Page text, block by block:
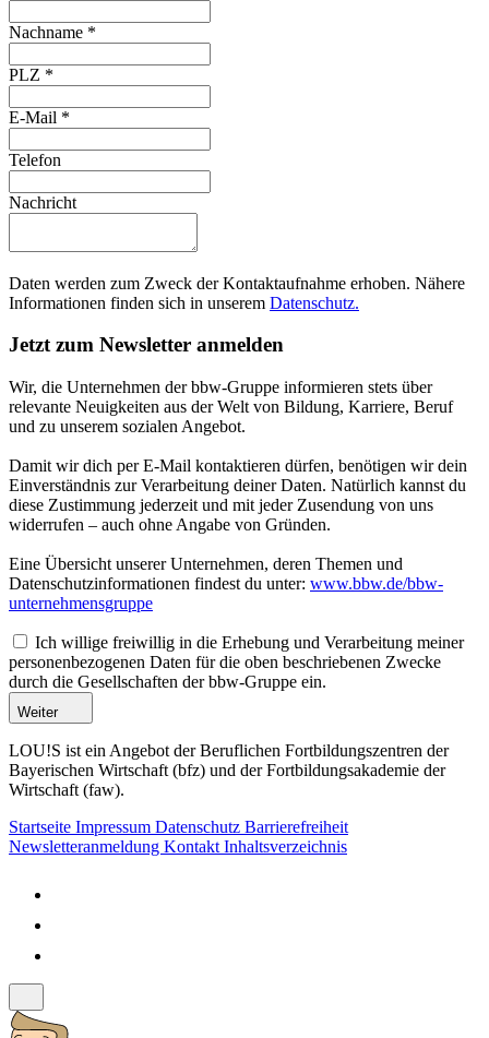
Nachname *
PLZ *
E-Mail *
Telefon
Nachricht
Daten werden zum Zweck der Kontaktaufnahme erhoben. Nähere
Informationen finden sich in unserem Datenschutz.
Jetzt zum Newsletter anmelden
Wir, die Unternehmen der bbw-Gruppe informieren stets über
relevante Neuigkeiten aus der Welt von Bildung, Karriere, Beruf
und zu unserem sozialen Angebot.
Damit wir dich per E-Mail kontaktieren dürfen, benötigen wir dein
Einverständnis zur Verarbeitung deiner Daten. Natürlich kannst du
diese Zustimmung jederzeit und mit jeder Zusendung von uns
widerrufen – auch ohne Angabe von Gründen.
Eine Übersicht unserer Unternehmen, deren Themen und
Datenschutzinformationen findest du unter: www.bbw.de/bbw-
unternehmensgruppe
Ich willige freiwillig in die Erhebung und Verarbeitung meiner
personenbezogenen Daten für die oben beschriebenen Zwecke
durch die Gesellschaften der bbw-Gruppe ein.
Weiter
LOU!S ist ein Angebot der Beruflichen Fortbildungszentren der
Bayerischen Wirtschaft (bfz) und der Fortbildungsakademie der
Wirtschaft (faw).
Startseite Impressum Datenschutz Barrierefreiheit
Newsletteranmeldung Kontakt Inhaltsverzeichnis